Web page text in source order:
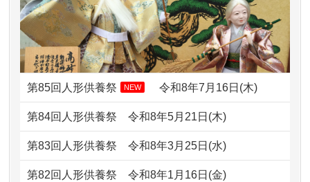
2026/07/10家から近かったので。
2026/07/08誰も住んでいない実家の片付けを始め
ました。 ...
2026/07/069年間自由が丘店を見守ってくれてあり
がとう。
2026/07/05 しっかりとお人形たちの供養をしてい
ただけると...
2024/01/13お雛様のセットを供養・処分したいの
ですが、お雛様とお内裏様だ...
2024/01/13供養申込みの後、供養祭までお人形は
どうなってるのですか？
2024/01/13会社のようですが、きちんと供養して
第85回人形供養祭 NEW 令和8年7月16日(木)
第84回人形供養祭令和8年5月21日(木)
第83回人形供養祭令和8年3月25日(水)
第82回人形供養祭令和8年1月16日(金)